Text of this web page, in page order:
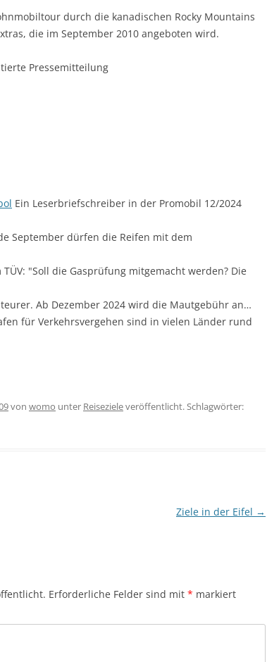
durch die kanadischen Rocky Mountains
die im September 2010 angeboten wird.
Pressemitteilung
Ein Leserbriefschreiber in der Promobil 12/2024
September dürfen die Reifen mit dem
"Soll die Gasprüfung mitgemacht werden? Die
Ab Dezember 2024 wird die Mautgebühr an…
für Verkehrsvergehen sind in vielen Länder rund
von womo unter Reisezieleveröffentlicht. Schlagwörter:
Ziele in der Eifel →
Erforderliche Felder sind mit * markiert